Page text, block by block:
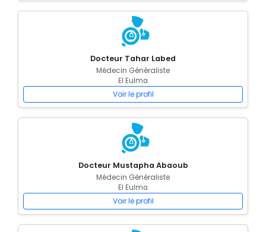
Docteur Tahar Labed
Médecin Généraliste
El Eulma
Voir le profil
Docteur Mustapha Abaoub
Médecin Généraliste
El Eulma
Voir le profil